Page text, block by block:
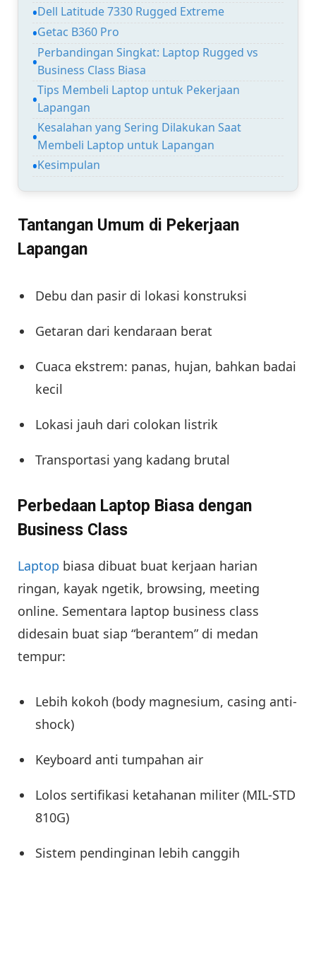
Dell Latitude 7330 Rugged Extreme
Getac B360 Pro
Perbandingan Singkat: Laptop Rugged vs
Business Class Biasa
Tips Membeli Laptop untuk Pekerjaan
Lapangan
Kesalahan yang Sering Dilakukan Saat
Membeli Laptop untuk Lapangan
Kesimpulan
Tantangan Umum di Pekerjaan
Lapangan
Debu dan pasir di lokasi konstruksi
Getaran dari kendaraan berat
Cuaca ekstrem: panas, hujan, bahkan badai
kecil
Lokasi jauh dari colokan listrik
Transportasi yang kadang brutal
Perbedaan Laptop Biasa dengan
Business Class
Laptop biasa dibuat buat kerjaan harian
ringan, kayak ngetik, browsing, meeting
online. Sementara laptop business class
didesain buat siap “berantem” di medan
tempur:
Lebih kokoh (body magnesium, casing anti-
shock)
Keyboard anti tumpahan air
Lolos sertifikasi ketahanan militer (MIL-STD
810G)
Sistem pendinginan lebih canggih